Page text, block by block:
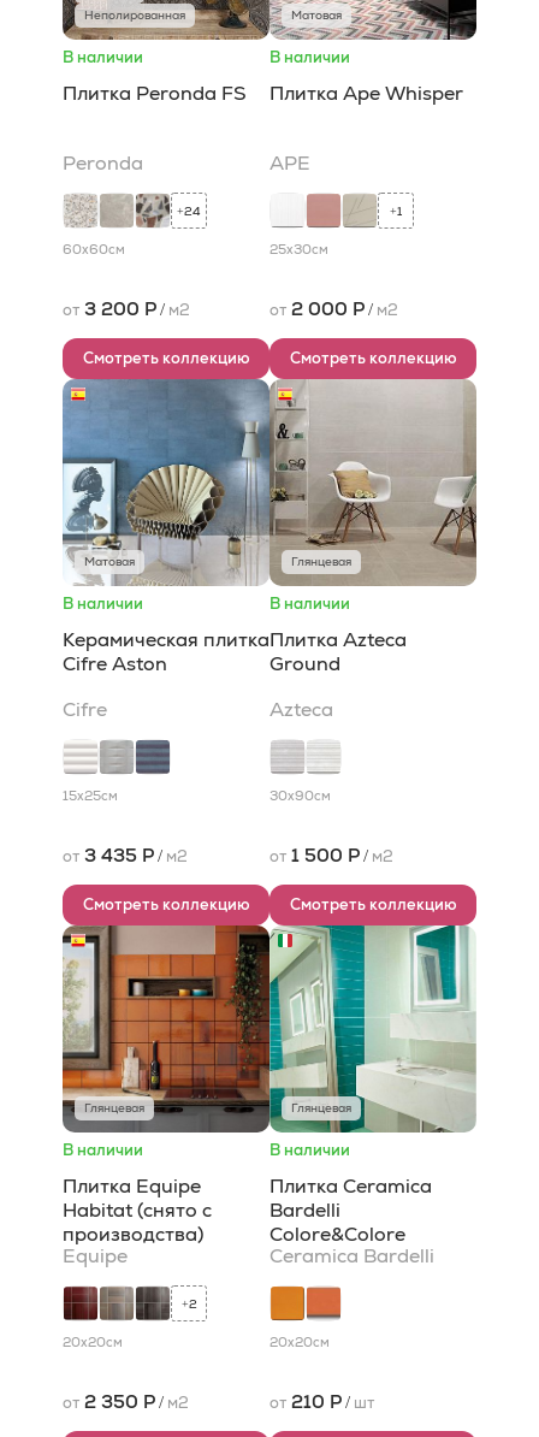
Неполированная
В наличии
Плитка Peronda FS
Peronda
+24
60x60см
от 3 200 Р/ м2
Смотреть коллекцию
Матовая
В наличии
Плитка Ape Whisper
APE
+1
25x30см
от 2 000 Р/ м2
Смотреть коллекцию
Матовая
В наличии
Керамическая плитка
Cifre Aston
Cifre
15x25см
от 3 435 Р/ м2
Смотреть коллекцию
Глянцевая
В наличии
Плитка Azteca
Ground
Azteca
30x90см
от 1 500 Р/ м2
Смотреть коллекцию
Глянцевая
В наличии
Плитка Equipe
Habitat (снято с
производства)
Equipe
+2
20x20см
от 2 350 Р/ м2
Глянцевая
В наличии
Плитка Ceramica
Bardelli
Colore&Colore
Ceramica Bardelli
20x20см
от 210 Р/ шт